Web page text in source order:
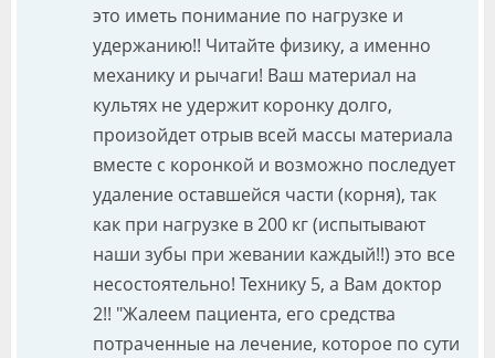
это иметь понимание по нагрузке и
удержанию!! Читайте физику, а именно
механику и рычаги! Ваш материал на
культях не удержит коронку долго,
произойдет отрыв всей массы материала
вместе с коронкой и возможно последует
удаление оставшейся части (корня), так
как при нагрузке в 200 кг (испытывают
наши зубы при жевании каждый!!) это все
несостоятельно! Технику 5, а Вам доктор
2!! "Жалеем пациента, его средства
потраченные на лечение, которое по сути